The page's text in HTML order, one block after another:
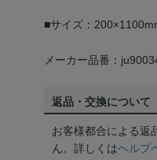
■サイズ：
メーカー品番：
返品・交換について
お客様都合による返
ん。詳しくはヘルプ